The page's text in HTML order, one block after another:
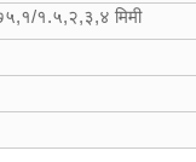
१.५,२,३,४ मिमी